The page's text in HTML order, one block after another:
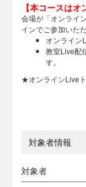
【本コースはオ
会場が「オンライ
インでご参加いただ
オンライン
教室Live配
す。
★オンラインLive
対象者情報
対象者